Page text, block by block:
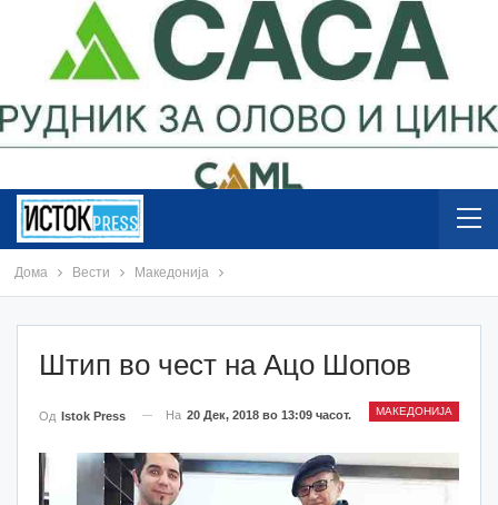
Дома Вести Македонија
Штип во чест на Ацо Шопов
МАКЕДОНИЈА
Од Istok Press На 20 Дек, 2018 во 13:09 часот.